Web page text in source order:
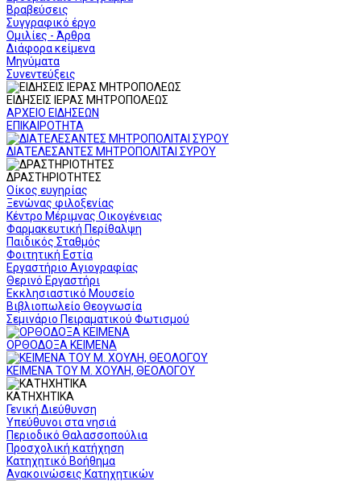
Βραβεύσεις
Συγγραφικό έργο
Ομιλίες - Άρθρα
Διάφορα κείμενα
Μηνύματα
Συνεντεύξεις
ΕΙΔΗΣΕΙΣ ΙΕΡΑΣ ΜΗΤΡΟΠΟΛΕΩΣ
ΑΡΧΕΙΟ ΕΙΔΗΣΕΩΝ
ΕΠΙΚΑΙΡΟΤΗΤΑ
ΔΙΑΤΕΛΕΣΑΝΤΕΣ ΜΗΤΡΟΠΟΛΙΤΑΙ ΣΥΡΟΥ
ΔΡΑΣΤΗΡΙΟΤΗΤΕΣ
Οίκος ευγηρίας
Ξενώνας φιλοξενίας
Κέντρο Μέριμνας Οικογένειας
Φαρμακευτική Περίθαλψη
Παιδικός Σταθμός
Φοιτητική Εστία
Εργαστήριο Αγιογραφίας
Θερινό Εργαστήρι
Εκκλησιαστικό Μουσείο
Βιβλιοπωλείο Θεογνωσία
Σεμινάριο Πειραματικού Φωτισμού
ΟΡΘΟΔΟΞΑ ΚΕΙΜΕΝΑ
ΚΕΙΜΕΝΑ ΤΟΥ Μ. ΧΟΥΛΗ, ΘΕΟΛΟΓΟΥ
ΚΑΤΗΧΗΤΙΚΑ
Γενική Διεύθυνση
Υπεύθυνοι στα νησιά
Περιοδικό Θαλασσοπούλια
Προσχολική κατήχηση
Κατηχητικό Βοήθημα
Ανακοινώσεις Κατηχητικών